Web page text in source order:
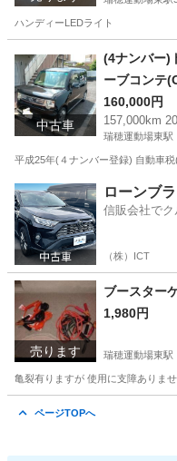
ハンディーLEDライト
瑞穂運動場
中古車
(4ナンバー)
ーブコンテ
160,000円
157,000km
瑞穂運動場東駅
平成25年(４ナンバー登録) 自動車
愛知 名古屋市 瑞穂運動場
ローンブ
信販会社で
（株）ICT
売ります
ブースター
1,980円
瑞穂運動場東駅
亀裂有りますが 使用に支障ありま
ページTOPへ